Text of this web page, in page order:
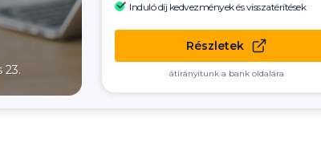
23.
Induló díj kedvezmények és visszatérítések
Részletek
átirányítunk a bank oldalára